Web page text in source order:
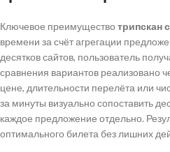
Ключевое преимущество трипскан
времени за счёт агрегации
десятков сайтов, пользователь
сравнения вариантов реализовано
цене, длительности перелёта или
за минуты визуально сопоставить
каждое предложение отдельно.
оптимального билета без лишних